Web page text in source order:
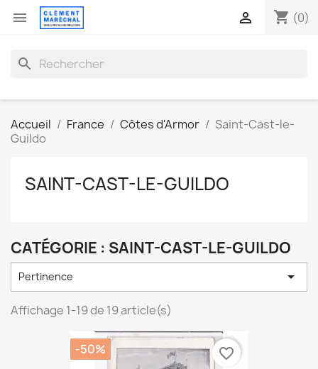
 shopping_cart (0)

search
Accueil France Côtes d'Armor
Saint-Cast-le-
Guildo
SAINT-CAST-LE-GUILDO
CATÉGORIE : SAINT-CAST-LE-GUILDO
Pertinence 
Affichage 1-19 de 19 article(s)
-50% favorite_border